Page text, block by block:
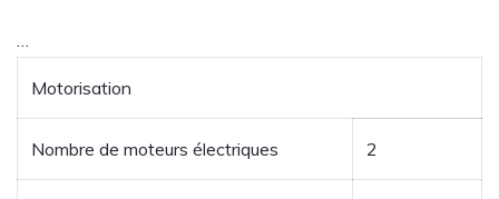
…
Motorisation
Nombre de moteurs électriques 2